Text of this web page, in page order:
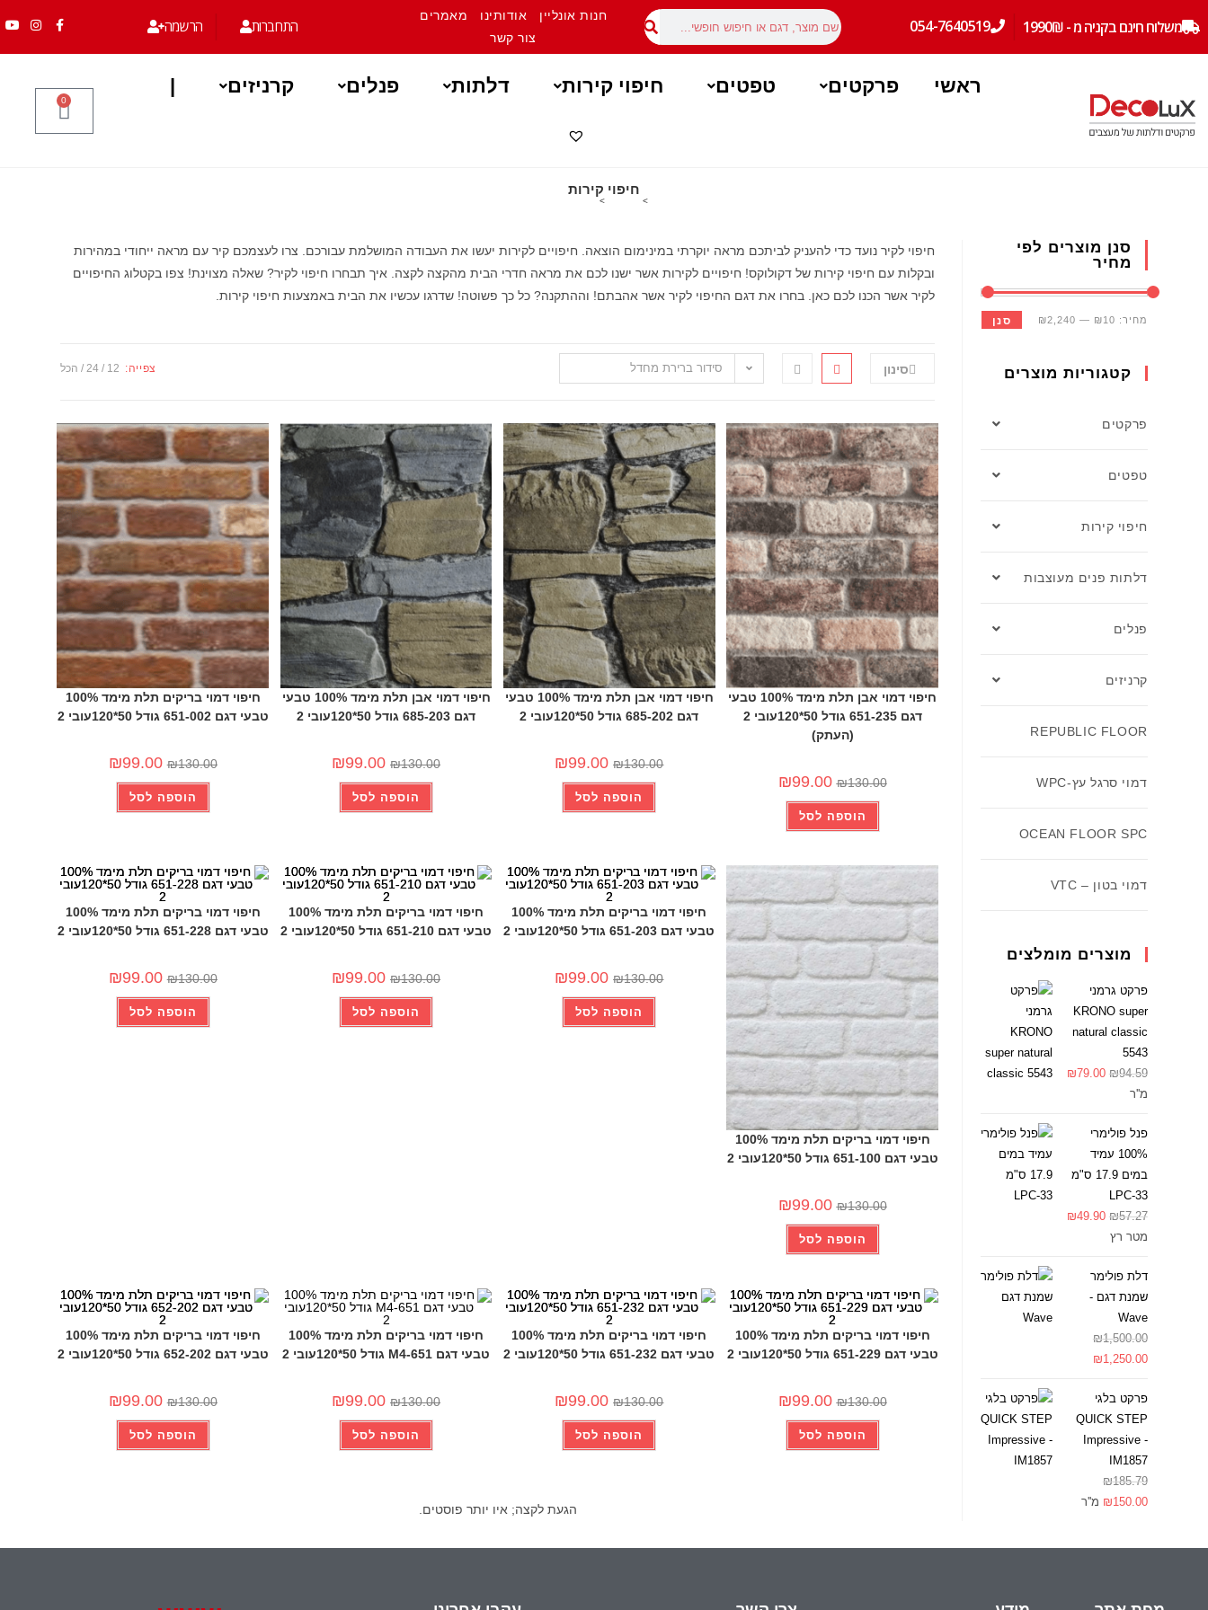
משלוח חינם בקניה מ - 1990₪ 054-7640519
חנות אונליין אודותינו
מאמרים
צור קשר
התחברות הרשמה
ראשי פרקטים טפטים חיפוי קירות דלתות פנלים קרניזים |
0
חיפוי קירות
>
>
חיפוי לקיר נועד כדי להעניק לביתכם מראה יוקרתי במינימום הוצאה. חיפויים לקירות יעשו את העבודה המושלמת עבורכם. צרו לעצמכם קיר עם מראה ייחודי במהירות
ובקלות עם חיפוי קירות של דקולוקס! חיפויים לקירות אשר ישנו לכם את מראה חדרי הבית מהקצה לקצה. איך תבחרו חיפוי לקיר? שאלה מצוינת! צפו בקטלוג החיפויים
לקיר אשר הכנו לכם כאן. בחרו את דגם החיפוי לקיר אשר אהבתם! וההתקנה? כל כך פשוטה! שדרגו עכשיו את הבית באמצעות חיפוי קירות.
סינון סידור ברירת מחדל צפייה: 12
24 הכל
-24%
חיפוי דמוי אבן תלת מימד 100% טבעי
דגם 651-235 גודל 50*120עובי 2
(העתק)
₪130.00
₪99.00
הוספה לסל
-24%
חיפוי דמוי אבן תלת מימד 100% טבעי
דגם 685-202 גודל 50*120עובי 2
₪130.00
₪99.00
הוספה לסל
-24%
חיפוי דמוי אבן תלת מימד 100% טבעי
דגם 685-203 גודל 50*120עובי 2
₪130.00
₪99.00
הוספה לסל
-24%
חיפוי דמוי בריקים תלת מימד 100%
טבעי דגם 651-002 גודל 50*120עובי 2
₪130.00
₪99.00
הוספה לסל
-24%
חיפוי דמוי בריקים תלת מימד 100%
טבעי דגם 651-100 גודל 50*120עובי 2
₪130.00
₪99.00
הוספה לסל
חיפוי דמוי בריקים תלת מימד 100%
טבעי דגם 651-203 גודל 50*120עובי 2
₪130.00
₪99.00
הוספה לסל
חיפוי דמוי בריקים תלת מימד 100%
טבעי דגם 651-210 גודל 50*120עובי 2
₪130.00
₪99.00
הוספה לסל
חיפוי דמוי בריקים תלת מימד 100%
טבעי דגם 651-228 גודל 50*120עובי 2
₪130.00
₪99.00
הוספה לסל
חיפוי דמוי בריקים תלת מימד 100%
טבעי דגם 651-229 גודל 50*120עובי 2
₪130.00
₪99.00
הוספה לסל
חיפוי דמוי בריקים תלת מימד 100%
טבעי דגם 651-232 גודל 50*120עובי 2
₪130.00
₪99.00
הוספה לסל
חיפוי דמוי בריקים תלת מימד 100%
טבעי דגם 651-M4 גודל 50*120עובי 2
₪130.00
₪99.00
הוספה לסל
חיפוי דמוי בריקים תלת מימד 100%
טבעי דגם 652-202 גודל 50*120עובי 2
₪130.00
₪99.00
הוספה לסל
הגעת לקצה; איו יותר פוסטים.
סנן מוצרים לפי
מחיר
סנן מחיר: ₪10
—
₪2,240
קטגוריות מוצרים
פרקטים
טפטים
חיפוי קירות
דלתות פנים מעוצבות
פנלים
קרניזים
REPUBLIC FLOOR
דמוי סרגל עץ-WPC
OCEAN FLOOR SPC
דמוי בטון – VTC
מוצרים מומלצים
פרקט גרמני
KRONO super
natural classic
5543
₪94.59
₪79.00
מ''ר
פנל פולימרי
100% עמיד
במים 17.9 ס"מ
LPC-33
₪57.27
₪49.90
מטר רץ
דלת פולימר
שמנת דגם -
Wave
₪1,500.00
₪1,250.00
פרקט בלגי
QUICK STEP
Impressive -
IM1857
₪185.79
₪150.00 מ''ר